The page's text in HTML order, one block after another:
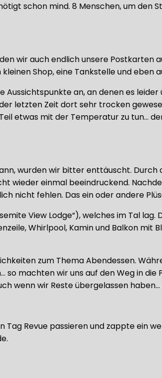
schon mind. 8 Menschen, um den
wir auch endlich unsere Postkarten
Shop, eine Tankstelle und eben
an, an denen es
letzten Zeit dort sehr trocken
etwas mit der Temperatur zu tun…
wurden wir bitter enttäuscht.
wieder einmal beeindruckend.
nicht fehlen. Das ein oder andere
View Lodge“), welches im Tal
Whirlpool, Kamin und Balkon mit
zum Thema Abendessen.
machten wir uns auf den Weg in die
wenn wir Reste übergelassen
Revue passieren und zappte ein